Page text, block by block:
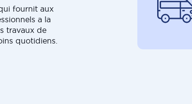
fournit aux
a la
travaux de
quotidiens.